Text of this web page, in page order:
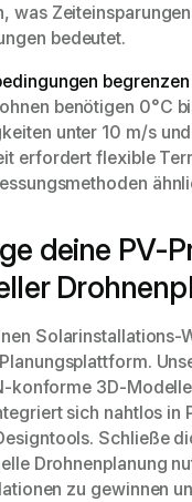
was
bedeutet.
benötigen 0°C
unter 10 m/s
erfordert flexible
deine PV-
konforme 3D-
sich nahtlos in
Schließe
Drohnenplanung
zu gewinnen